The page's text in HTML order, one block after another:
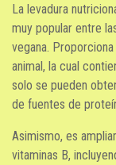
La levadura
muy popular entre
vegana.
animal, la cual
solo se pueden
de fuentes de
Asimismo, es
vitaminas B,